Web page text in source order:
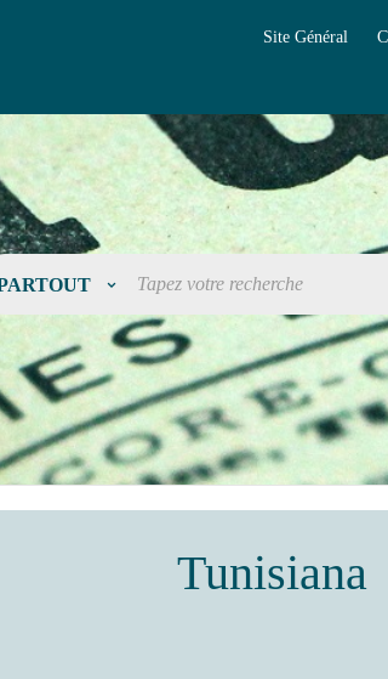
Site Général
Tunisiana